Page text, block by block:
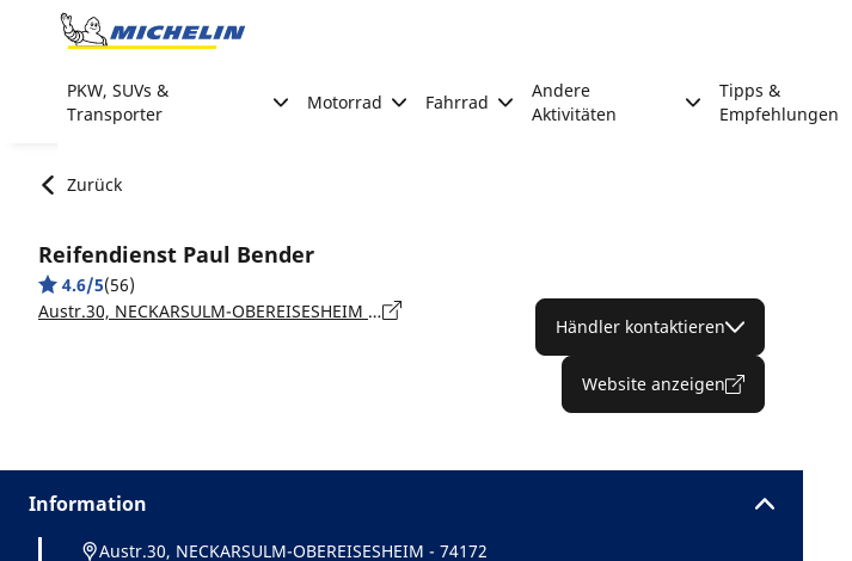
Go to page content
PKW, SUVs &
Transporter
Motorrad Fahrrad
Andere
Aktivitäten
Tipps &
Empfehlungen
Zurück
Reifendienst Paul Bender
4.6/5(56)
Austr.30, NECKARSULM-OBEREISESHEIM - 74172
Händler kontaktieren
Website anzeigen
Information
Austr.30, NECKARSULM-OBEREISESHEIM - 74172